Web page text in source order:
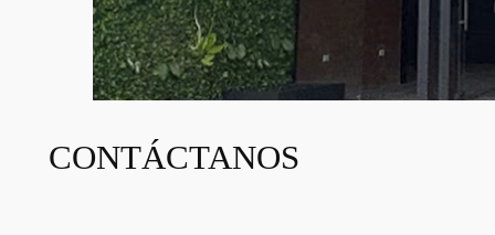
CONTÁCTANOS